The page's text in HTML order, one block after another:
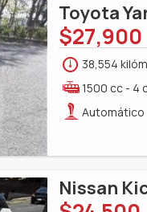
Toyota
$27,900
38,554
1500 cc - 4
Automático
Nissan